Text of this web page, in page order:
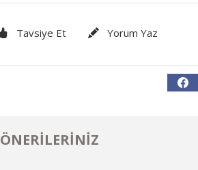
Tavsiye Et Yorum Yaz
ÖNERILERINIZ